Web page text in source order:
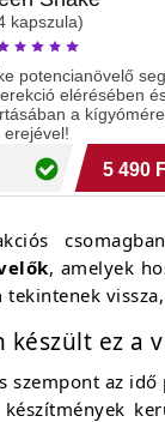
kapszula)
potencianövelő
elérésében
a
erejével!
5 490
, amelyek
tekintenek
készült ez a
szempont az
készítmények